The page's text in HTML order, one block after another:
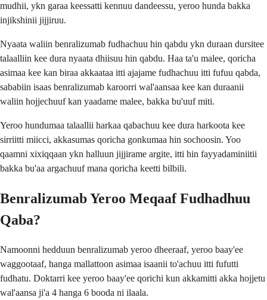
mudhii, ykn garaa keessatti kennuu dandeessu, yeroo hunda bakka
injikshinii jijjiruu.
Nyaata waliin benralizumab fudhachuu hin qabdu ykn duraan dursitee
talaalliin kee dura nyaata dhiisuu hin qabdu. Haa ta'u malee, qoricha
asimaa kee kan biraa akkaataa itti ajajame fudhachuu itti fufuu qabda,
sababiin isaas benralizumab karoorri wal'aansaa kee kan duraanii
waliin hojjechuuf kan yaadame malee, bakka bu'uuf miti.
Yeroo hundumaa talaallii harkaa qabachuu kee dura harkoota kee
sirriitti miicci, akkasumas qoricha gonkumaa hin sochoosin. Yoo
qaamni xixiqqaan ykn halluun jijjirame argite, itti hin fayyadaminiitii
bakka bu'aa argachuuf mana qoricha keetti bilbili.
Benralizumab Yeroo Meqaaf Fudhadhuu
Qaba?
Namoonni hedduun benralizumab yeroo dheeraaf, yeroo baay'ee
waggootaaf, hanga mallattoon asimaa isaanii to'achuu itti fufutti
fudhatu. Doktarri kee yeroo baay'ee qorichi kun akkamitti akka hojjetu
wal'aansa ji'a 4 hanga 6 booda ni ilaala.